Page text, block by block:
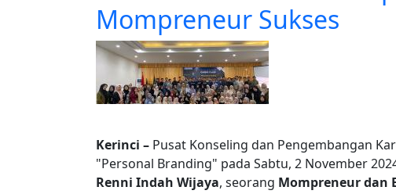
Mompreneur Sukses
Kerinci – Pusat Konseling dan Pengembangan
"Personal Branding" pada Sabtu, 2 November
Renni Indah Wijaya, seorang Mompreneur dan